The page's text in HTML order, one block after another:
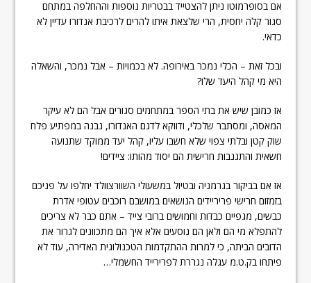
אם בסופרמוטו ניתן להצטייד בבטריות נוספות וההחלפה במתחם
סגור קלה יחסית, הרי שלצאת איתו להרים לרכיבת אנדורו עדיין לא
כדאי.
ובכל זאת – הכלי נמכר באירופה. לא בכמויות – אבל נמכר, והשאלה
היא מי קהל היעד שלו?
אז כמובן שיש את בתי הספר במתחמים סגורים אבל הם לא עיקר
המאסה, ומסתבר שלכלי, ודווקא לדגם האנדורו, נבנה במפתיע פלח
שוק קטן ובלתי צפוי שלא חשבו עליו, קהל יעד ממוקד שתנועה
חשאית והתגנבות חרישית הם יסוד מהותו: ציידים!
אז אם בביקור בגרמניה ובטיול במשעולי השוורצוולד יחלפו על פניכם
בזמזום חרישי פריריידים הנושאים במושבם רוכבים עטופי אדרת
כבשים, מגפיים כבדות וחמושים ברובי צייד – אתם כבר לא צריכים
להתפלא מי הם ולאן הם נוסעים אלא איך הם מתכוונים לגרור את
הדובים הביתה, כי למרות ההתקדמות הטכנולוגית האדירה, עוד לא
פיתחו בק.ט.מ עגלה נגררת לפרירייד החשמלי…